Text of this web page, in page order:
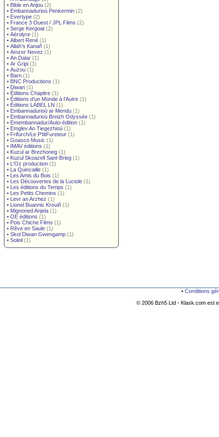
• Bible en Anjou (2)
• Embannadurioù Penkermin (2)
• Evertype (2)
• France 3 Ouest / JPL Films (2)
• Serge Kergoat (2)
• Aérolyre (1)
• Albert René (1)
• Allah's Kanañ (1)
• Amzer Nevez (1)
• An Dalar (1)
• Ar Gripi (1)
• Auzou (1)
• Barn (1)
• BNC Productions (1)
• Diwan (1)
• Éditions Chapitre (1)
• Éditions d'un Monde à l'Autre (1)
• Éditions LABEL LN (1)
• Embannadurioù ar Mendu (1)
• Embannadurioù Breizh Odyssée (1)
• Emembannadur/Auto-édition (1)
• Emglev An Tiegezhioù (1)
• Frifurch/Le P'titFureteur (1)
• Goasco Music (1)
• IMAV éditions (1)
• Kuzul ar Brezhoneg (1)
• Kuzul Skoazell Sant-Brieg (1)
• L'Oz production (1)
• La Quincaille (1)
• Les Amis du Bois (1)
• Les Découvertes de la Luciole (1)
• Les éditions du Temps (1)
• Les Petits Chemins (1)
• Levr an Arzhez (1)
• Lionel Buannic Krouiñ (1)
• Mignoned Anjela (1)
• OE éditions (1)
• Pois Chiche Films (1)
• Rêve en Saule (1)
• Skol Diwan Gwengamp (1)
• Soleil (1)
• Conditions
© 2006 Bzh5 Ltd - Klask.com est